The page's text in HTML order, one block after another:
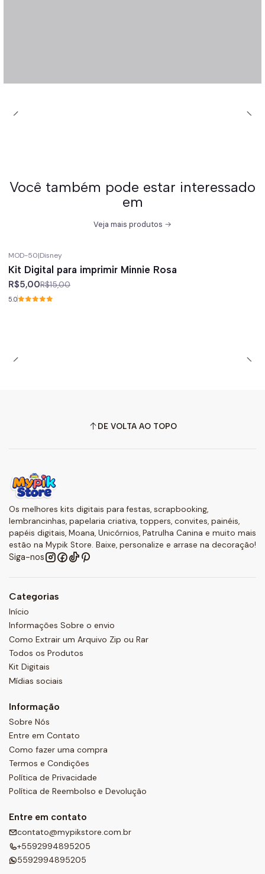
Você também pode estar interessado
em
Veja mais produtos
MOD-50|Disney
Kit Digital para imprimir Minnie Rosa
R$5,00R$15,00
5.0
DE VOLTA AO TOPO
Os melhores kits digitais para festas, scrapbooking,
lembrancinhas, papelaria criativa, toppers, convites, painéis,
papéis digitais, Moana, Unicórnios, Patrulha Canina e muito mais
estão na Mypik Store. Baixe, personalize e arrase na decoração!
Siga-nos
Categorias
Início
Informações Sobre o envio
Como Extrair um Arquivo Zip ou Rar
Todos os Produtos
Kit Digitais
Mídias sociais
Informação
Sobre Nós
Entre em Contato
Como fazer uma compra
Termos e Condições
Política de Privacidade
Política de Reembolso e Devolução
Entre em contato
contato@mypikstore.com.br
+5592994895205
5592994895205